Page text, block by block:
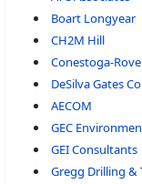
Boart Longyear
CH2M Hill
Conestoga-
DeSilva Gates
AECOM
GEC
GEI Consultants
Gregg Drilling &